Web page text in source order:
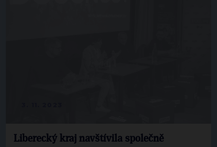
Liberecký kraj navštívila společně